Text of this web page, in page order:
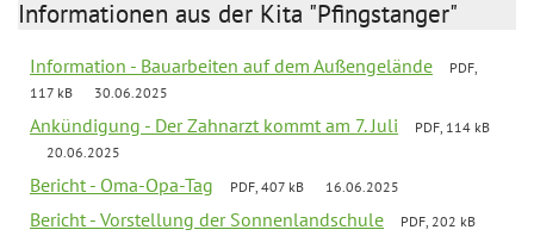
Informationen aus der Kita "Pfingstanger"
Information - Bauarbeiten auf dem Außengelände
PDF,
117 kB
30.06.2025
Ankündigung - Der Zahnarzt kommt am 7. Juli
PDF, 114 kB
20.06.2025
Bericht - Oma-Opa-Tag PDF, 407 kB 16.06.2025
Bericht - Vorstellung der Sonnenlandschule
PDF, 202 kB